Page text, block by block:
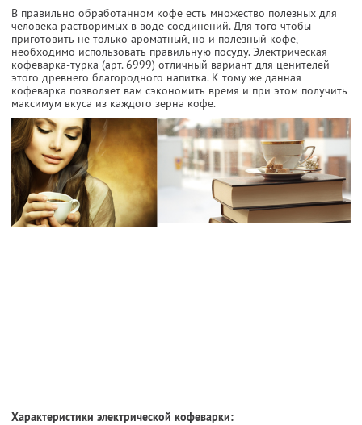
В правильно обработанном кофе есть множество полезных для
человека растворимых в воде соединений. Для того чтобы
приготовить не только ароматный, но и полезный кофе,
необходимо использовать правильную посуду. Электрическая
кофеварка-турка (арт. 6999) отличный вариант для ценителей
этого древнего благородного напитка. К тому же данная
кофеварка позволяет вам сэкономить время и при этом получить
максимум вкуса из каждого зерна кофе.
Характеристики электрической кофеварки: